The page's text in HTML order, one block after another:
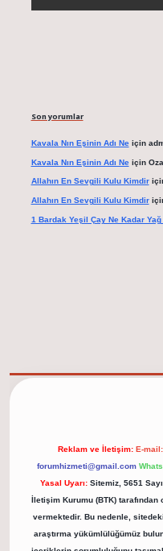
Son yorumlar
Kavala Nın Eşinin Adı Neiçin
Kavala Nın Eşinin Adı Neiçin
Allahın En Sevgili Kulu Kimdir
Allahın En Sevgili Kulu Kimdir
1 Bardak Yeşil Çay Ne Kadar Yağ
Reklam ve İletişim: E-mail:
forumhizmeti@gmail.com
Yasal Uyarı: Sitemiz, 5651
İletişim Kurumu (BTK) tarafından
vermektedir. Bu nedenle,
araştırma yükümlülüğümüz